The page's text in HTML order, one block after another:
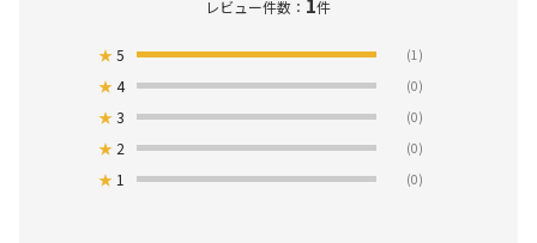
レビュー件数： 件
★5 (1)
★4 (0)
★3 (0)
★ 2 (0)
★ 1 (0)